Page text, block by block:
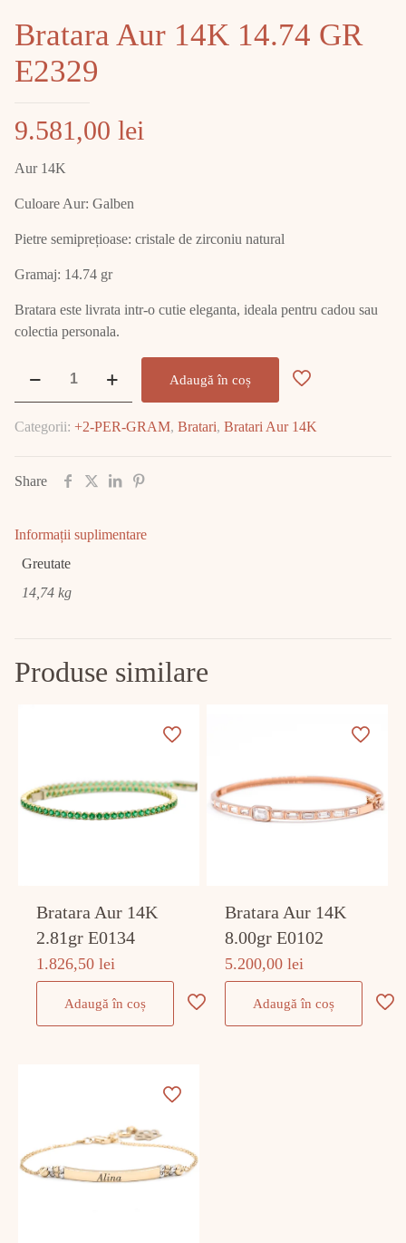
Bratara Aur 14K 14.74 GR
E2329
9.581,00 lei
Aur 14K
Culoare Aur: Galben
Pietre semiprețioase: cristale de zirconiu natural
Gramaj: 14.74 gr
Bratara este livrata intr-o cutie eleganta, ideala pentru cadou sau
colectia personala.
14K
GR
Adaugă în coș
Categorii: +2-PER-GRAM, Bratari, Bratari Aur 14K
Share
Informații suplimentare
Greutate
14,74 kg
Produse similare
Bratara Aur 14K
2.81gr E0134
1.826,50lei
Adaugă în coș
Bratara Aur 14K
8.00gr E0102
5.200,00lei
Adaugă în coș